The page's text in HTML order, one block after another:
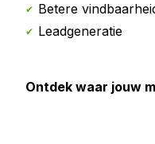
Betere
Leadgeneratie
Ontdek waar jouw